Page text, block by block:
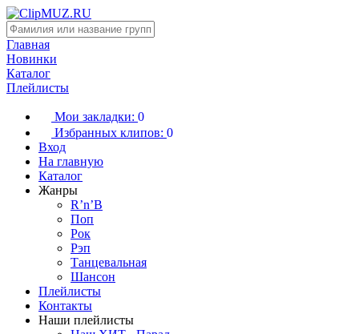
Главная
Новинки
Каталог
Плейлисты
Мои закладки: 0
Избранных клипов: 0
Вход
На главную
Каталог
Жанры
R’n’B
Поп
Рок
Рэп
Танцевальная
Шансон
Плейлисты
Контакты
Наши плейлисты